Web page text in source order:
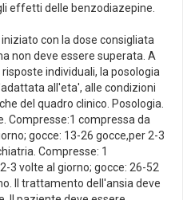
effetti delle benzodiazepine.
con la dose consigliata
non deve essere superata. A
individuali, la posologia
all'eta', alle condizioni
del quadro clinico. Posologia.
Compresse:1 compressa da
gocce: 13-26 gocce,per 2-3
Compresse: 1
3 volte al giorno; gocce: 26-52
Il trattamento dell'ansia deve